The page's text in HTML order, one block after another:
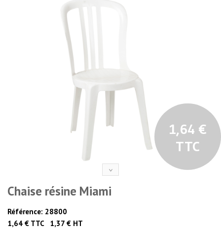
1,64 €
TTC
Chaise résine Miami
Référence: 28800
1,64 € TTC 1,37 € HT